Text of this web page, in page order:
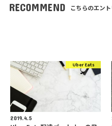
RECOMMEND こちらのエント
Uber Eats
2019.4.5